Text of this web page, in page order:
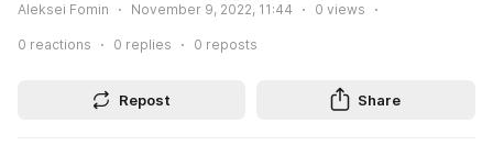
Aleksei Fomin November 9, 2022, 11:44 0 views
0 reactions 0 replies 0 reposts
Repost Share